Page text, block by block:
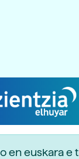
en euskara e